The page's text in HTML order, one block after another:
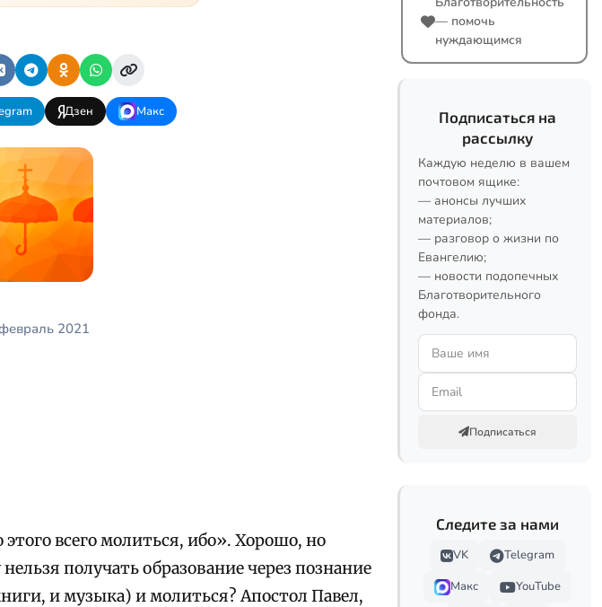
даже не
недопустимый,
Дзен Макс
2021
всего молиться, ибо». Хорошо, но
получать образование через познание
и музыка) и молиться? Апостол Павел,
— помочь
нуждающимся
Подписаться на
рассылку
Каждую неделю в вашем
почтовом ящике:
— анонсы лучших
материалов;
— разговор о жизни по
Евангелию;
— новости подопечных
Благотворительного
фонда.
Подписаться
Следите за нами
VK
Telegram
Макс
YouTube